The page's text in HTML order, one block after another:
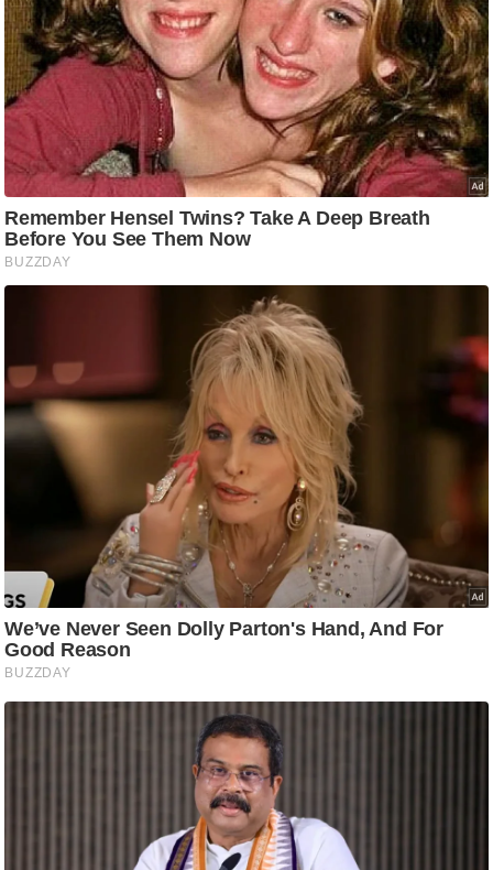
स्थ
ल
फि
ट
ने
स
मं
त्रा
रि
ले
शि
प
रा
श्ले
ष
ण
स
म